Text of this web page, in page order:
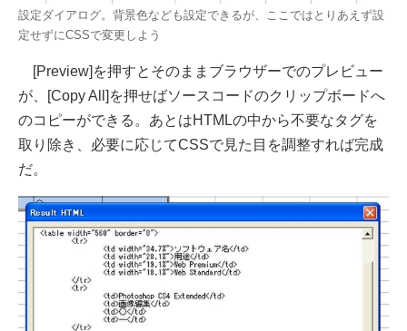
設定ダイアログ。背景色なども設定できるが、ここではとりあえず設
定せずにCSSで変更しよう
[Preview]を押すとそのままブラウザーでのプレビュー
が、[Copy All]を押せばソースコードのクリップボードへ
のコピーができる。あとはHTMLの中から不要なタグを
取り除き、必要に応じてCSSで見た目を調整すれば完成
だ。